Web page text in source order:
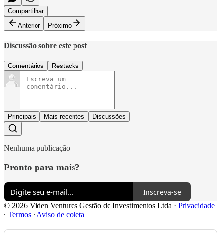
Compartilhar
Anterior
Próximo
Discussão sobre este post
Comentários Restacks
Principais Mais recentes Discussões
Nenhuma publicação
Pronto para mais?
Inscreva-se
© 2026 Viden Ventures Gestão de Investimentos Ltda · Privacidade
∙ Termos ∙ Aviso de coleta